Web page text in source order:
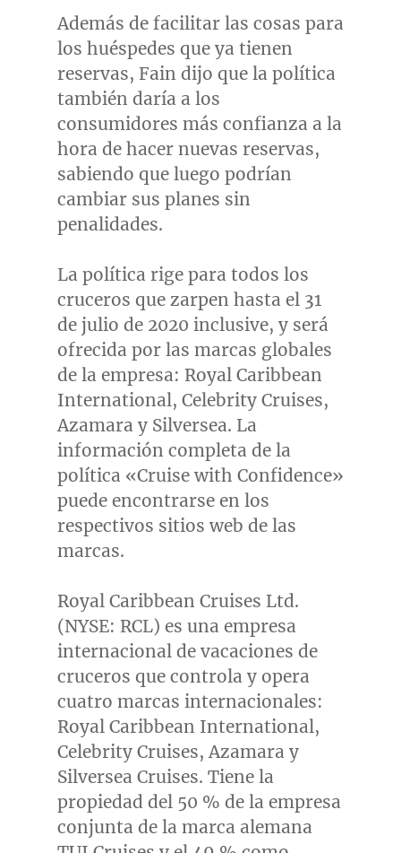
Además de facilitar las cosas para
los huéspedes que ya tienen
reservas, Fain dijo que la política
también daría a los
consumidores más confianza a la
hora de hacer nuevas reservas,
sabiendo que luego podrían
cambiar sus planes sin
penalidades.
La política rige para todos los
cruceros que zarpen hasta el 31
de julio de 2020 inclusive, y será
ofrecida por las marcas globales
de la empresa: Royal Caribbean
International, Celebrity Cruises,
Azamara y Silversea. La
información completa de la
política «Cruise with Confidence»
puede encontrarse en los
respectivos sitios web de las
marcas.
Royal Caribbean Cruises Ltd.
(NYSE: RCL) es una empresa
internacional de vacaciones de
cruceros que controla y opera
cuatro marcas internacionales:
Royal Caribbean International,
Celebrity Cruises, Azamara y
Silversea Cruises. Tiene la
propiedad del 50 % de la empresa
conjunta de la marca alemana